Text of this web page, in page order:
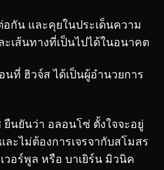
กัน และคุยในประเด็นความ
เส้นทางที่เป็นไปได้ในอนาคต
ที่ ฮิวจ์ส ได้เป็นผู้อำนวยการ
นยันว่า อลอนโซ่ ตั้งใจจะอยู่
ะไม่ต้องการเจรจากับสโมสร
วอร์พูล หรือ บาเยิร์น มิวนิค